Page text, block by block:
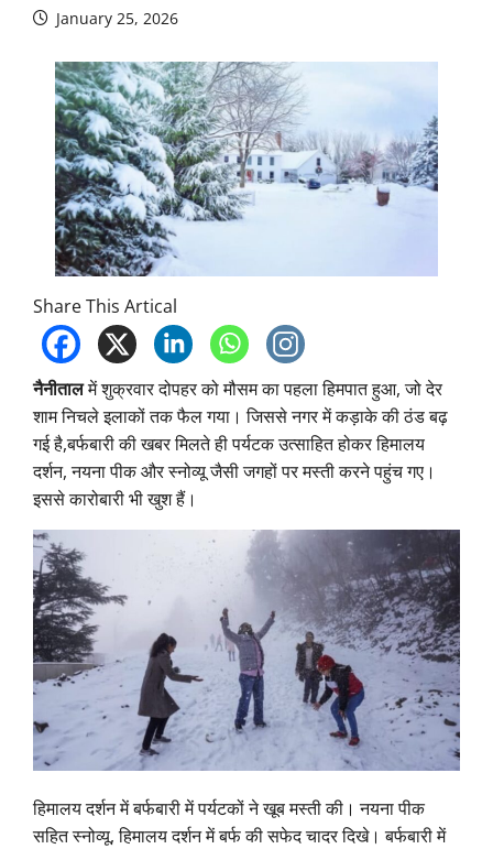
January 25, 2026
Share This Artical
नैनीतालमें शुक्रवार दोपहर को मौसम का पहला हिमपात हुआ, जो देर
शाम निचले इलाकों तक फैल गया। जिससे नगर में कड़ाके की ठंड बढ़
गई है,बर्फबारी की खबर मिलते ही पर्यटक उत्साहित होकर हिमालय
दर्शन, नयना पीक और स्नोव्यू जैसी जगहों पर मस्ती करने पहुंच गए।
इससे कारोबारी भी खुश हैं।
हिमालय दर्शन में बर्फबारी में पर्यटकों ने खूब मस्ती की। नयना पीक
सहित स्नोव्यू, हिमालय दर्शन में बर्फ की सफेद चादर दिखे। बर्फबारी में